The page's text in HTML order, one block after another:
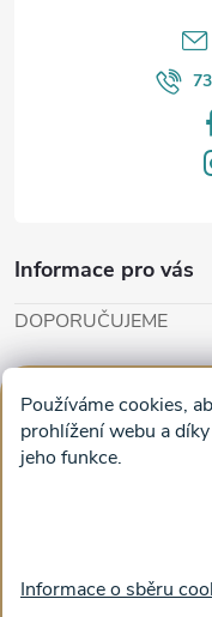
Používáme cookies,
prohlížení webu a
jeho funkce.
Informace o sběru
Informace pro vás
DOPORUČUJEME
Obrazy na plátně na zeď
Facebook